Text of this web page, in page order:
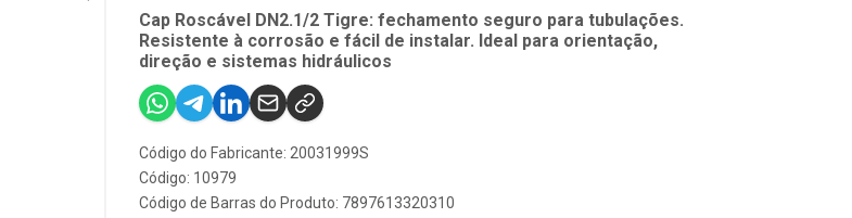
Cap Roscável DN2.1/2 Tigre: fechamento seguro para tubulações.
Resistente à corrosão e fácil de instalar. Ideal para orientação,
direção e sistemas hidráulicos
Código do Fabricante: 20031999S
Código: 10979
Código de Barras do Produto: 7897613320310